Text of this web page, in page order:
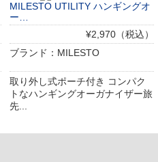
MILESTO UTILITY ハンギングオ
ー…
¥2,970（税込）
ブランド：MILESTO
取り外し式ポーチ付き コンパク
トなハンギングオーガナイザー旅
先...